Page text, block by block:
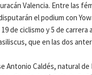
Valencia. Entre las
el podium con
de ciclismo y 5 de carrera
que en las dos
Antonio Caldés, natural